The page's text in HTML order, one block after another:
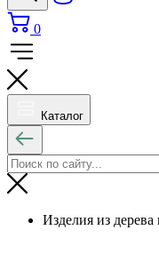
0
Каталог
Изделия из